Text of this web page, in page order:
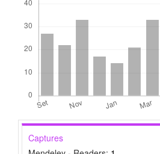
Captures